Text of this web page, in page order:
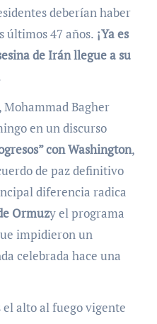
deberían haber
últimos 47 años. ¡Ya es
de Irán llegue a su
Bagher
en un discurso
con Washington,
de paz definitivo
diferencia radica
Ormuzy el programa
impidieron un
celebrada hace una
alto al fuego vigente